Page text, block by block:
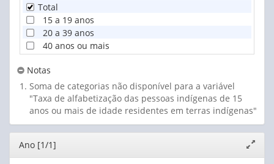
Total
15 a 19 anos
20 a 39 anos
40 anos ou mais
Notas
Soma de categorias não disponível para a variável
"Taxa de alfabetização das pessoas indígenas de 15
anos ou mais de idade residentes em terras indígenas"
Editor
janela
Ano [1/1]